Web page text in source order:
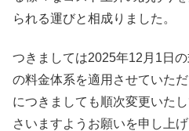
られる運びと相成りました。
つきましては2025年12月1日
の料金体系を適用させていた
につきましても順次変更いた
さいますようお願いを申し上げ